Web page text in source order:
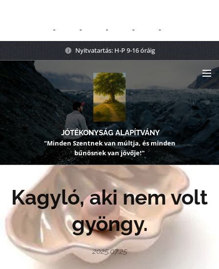
Nyitvatartás: H-P 9-16 óráig
JÓTÉKONYSÁG ALAPÍTVÁNY
"Minden Szentnek van múltja, és minden
bűnösnek van jövője!"
Kagyló, aki nem volt
gyöngy.
2025.07.25